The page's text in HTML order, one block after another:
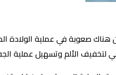
صعوبة في عملية الولادة
لتخفيف الألم وتسهيل عملية